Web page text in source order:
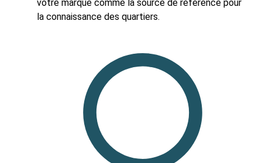
votre marque comme la source de référence pour
la connaissance des quartiers.